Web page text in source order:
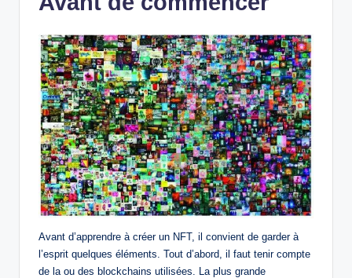
Avant d’apprendre à créer un NFT, il convient de garder à
l’esprit quelques éléments. Tout d’abord, il faut tenir compte
de la ou des blockchains utilisées. La plus grande